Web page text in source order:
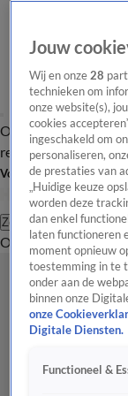
Overzicht Laatste
redactie
Volg Hart van
Zoeken
OverzichtRegio
Jouw
Wij en onze28
technieken om
onze website(s),
cookies
ingeschakeld om
personaliseren,
de prestaties van
„Huidige keuze
worden deze
dan enkel
laten functioneren
moment opnieuw
toestemming in te
onder aan de
binnen onze
onze
Digitale Diensten.
Functioneel &